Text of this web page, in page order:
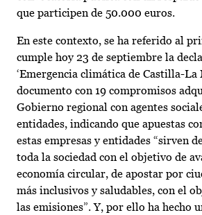
que participen de 50.000 euros.
En este contexto, se ha referido al
cumple hoy 23 de septiembre la
‘Emergencia climática de Castilla-La
documento con 19 compromisos
Gobierno regional con agentes
entidades, indicando que apuestas
estas empresas y entidades “sirven
toda la sociedad con el objetivo de
economía circular, de apostar por
más inclusivos y saludables, con el
las emisiones”. Y, por ello ha hecho